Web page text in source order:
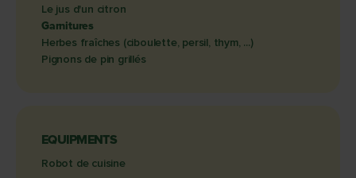
Le jus d'un citron
Garnitures
Herbes fraîches (ciboulette, persil, thym, ...)
Pignons de pin grillés
EQUIPMENTS
Robot de cuisine